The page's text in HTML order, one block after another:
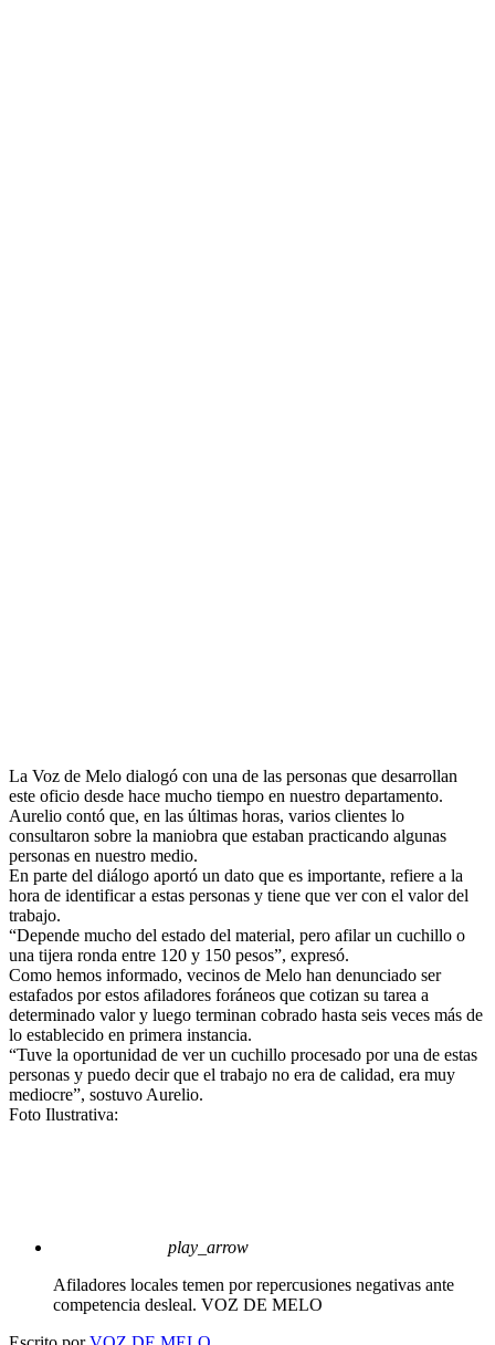
La Voz de Melo dialogó con una de las personas que desarrollan
este oficio desde hace mucho tiempo en nuestro departamento.
Aurelio contó que, en las últimas horas, varios clientes lo
consultaron sobre la maniobra que estaban practicando algunas
personas en nuestro medio.
En parte del diálogo aportó un dato que es importante, refiere a la
hora de identificar a estas personas y tiene que ver con el valor del
trabajo.
“Depende mucho del estado del material, pero afilar un cuchillo o
una tijera ronda entre 120 y 150 pesos”, expresó.
Como hemos informado, vecinos de Melo han denunciado ser
estafados por estos afiladores foráneos que cotizan su tarea a
determinado valor y luego terminan cobrado hasta seis veces más de
lo establecido en primera instancia.
“Tuve la oportunidad de ver un cuchillo procesado por una de estas
personas y puedo decir que el trabajo no era de calidad, era muy
mediocre”, sostuvo Aurelio.
Foto Ilustrativa:
play_arrow
Afiladores locales temen por repercusiones negativas ante
competencia desleal. VOZ DE MELO